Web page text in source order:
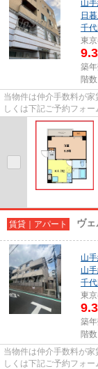
山
日
千
東
9.3
築
階
当物件は仲介手数料が
しくは下記ご予約フォー
賃貸｜アパート ヴ
山
山
千
東
9.3
築
階
当物件は仲介手数料が
しくは下記ご予約フォー